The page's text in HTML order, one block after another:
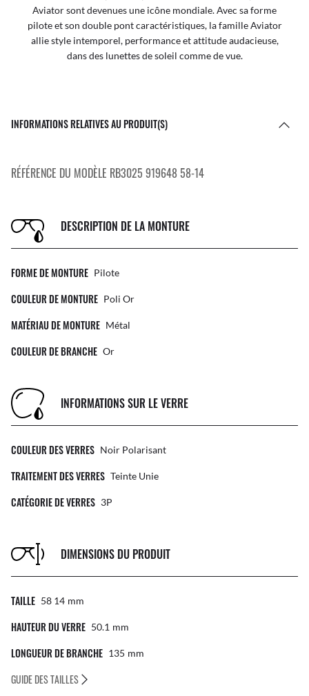
Aviator sont devenues une icône mondiale. Avec sa forme
pilote et son double pont caractéristiques, la famille Aviator
allie style intemporel, performance et attitude audacieuse,
dans des lunettes de soleil comme de vue.
INFORMATIONS RELATIVES AU PRODUIT(S)
RÉFÉRENCE DU MODÈLE RB3025 919648 58-14
DESCRIPTION DE LA MONTURE
FORME DE MONTURE Pilote
COULEUR DE MONTURE Poli Or
MATÉRIAU DE MONTURE Métal
COULEUR DE BRANCHE Or
INFORMATIONS SUR LE VERRE
COULEUR DES VERRES Noir Polarisant
TRAITEMENT DES VERRES Teinte Unie
CATÉGORIE DE VERRES 3P
DIMENSIONS DU PRODUIT
TAILLE 58 14 Mm
HAUTEUR DU VERRE 50.1 Mm
LONGUEUR DE BRANCHE 135 Mm
GUIDE DES TAILLES